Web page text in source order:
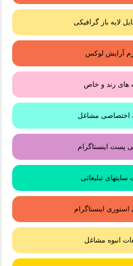
لایه باز گرافیکی
آرایش لوکس
های رند و خاص
اختصاصی مشاغل
پست اینستاگرام
تبلیغاتی
اینستاگرام
انبوه مشاغل